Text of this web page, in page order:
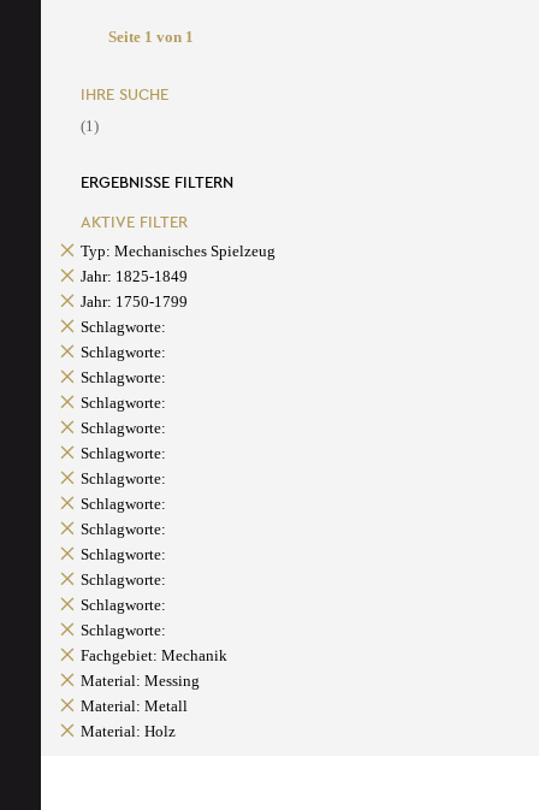
Seite 1 von 1
IHRE SUCHE
(1)
ERGEBNISSE FILTERN
AKTIVE FILTER
Typ: Mechanisches Spielzeug
Jahr: 1825-1849
Jahr: 1750-1799
Schlagworte:
Schlagworte:
Schlagworte:
Schlagworte:
Schlagworte:
Schlagworte:
Schlagworte:
Schlagworte:
Schlagworte:
Schlagworte:
Schlagworte:
Schlagworte:
Schlagworte:
Fachgebiet: Mechanik
Material: Messing
Material: Metall
Material: Holz